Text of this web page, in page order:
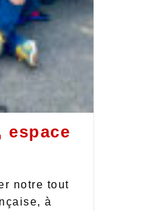
espace
notre tout
à